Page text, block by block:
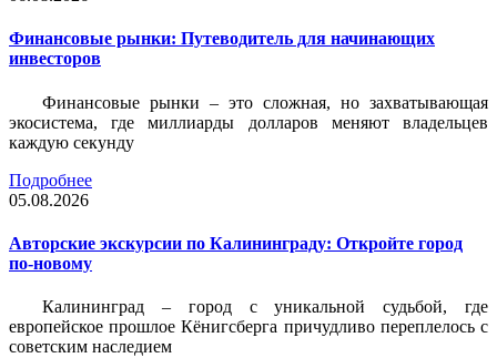
Финансовые рынки: Путеводитель для начинающих
инвесторов
Финансовые рынки – это сложная, но захватывающая
экосистема, где миллиарды долларов меняют владельцев
каждую секунду
Подробнее
05.08.2026
Авторские экскурсии по Калининграду: Откройте город
по-новому
Калининград – город с уникальной судьбой, где
европейское прошлое Кёнигсберга причудливо переплелось с
советским наследием